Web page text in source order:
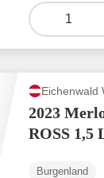
1
Eichenwald
2023
ROSS 1,5
Burgenland